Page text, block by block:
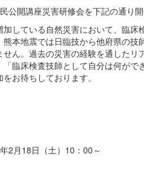
公開講座災害研修会を下記の通り開
している自然災害において、臨
熊本地震では日臨技から他府県の
せん。過去の災害の経験を通した
臨床検査技師として自分は何が
お待ちしております。
月18日（土）10：00～